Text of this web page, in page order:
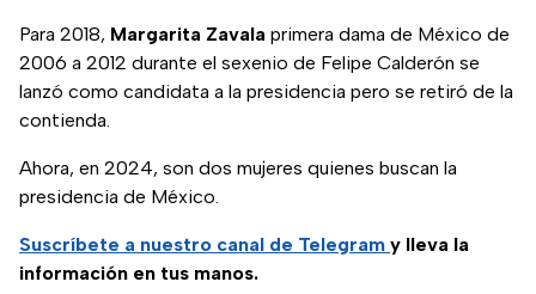
Para 2018, Margarita Zavala primera dama de México de
2006 a 2012 durante el sexenio de Felipe Calderón se
lanzó como candidata a la presidencia pero se retiró de la
contienda.
Ahora, en 2024, son dos mujeres quienes buscan la
presidencia de México.
Suscríbete a nuestro canal de Telegram y lleva la
información en tus manos.